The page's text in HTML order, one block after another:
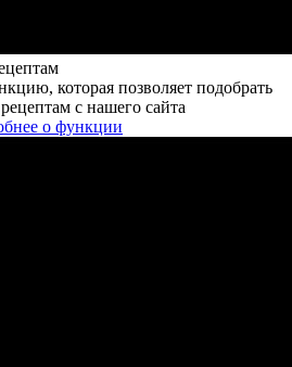
которая позволяет подобрать
с нашего сайта
о функции